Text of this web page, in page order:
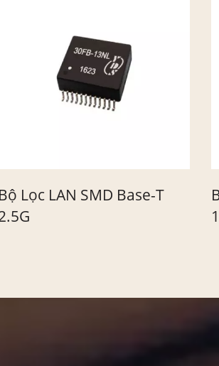
Bộ Chuyển Đổi DC-DC 30W
1" X 1"